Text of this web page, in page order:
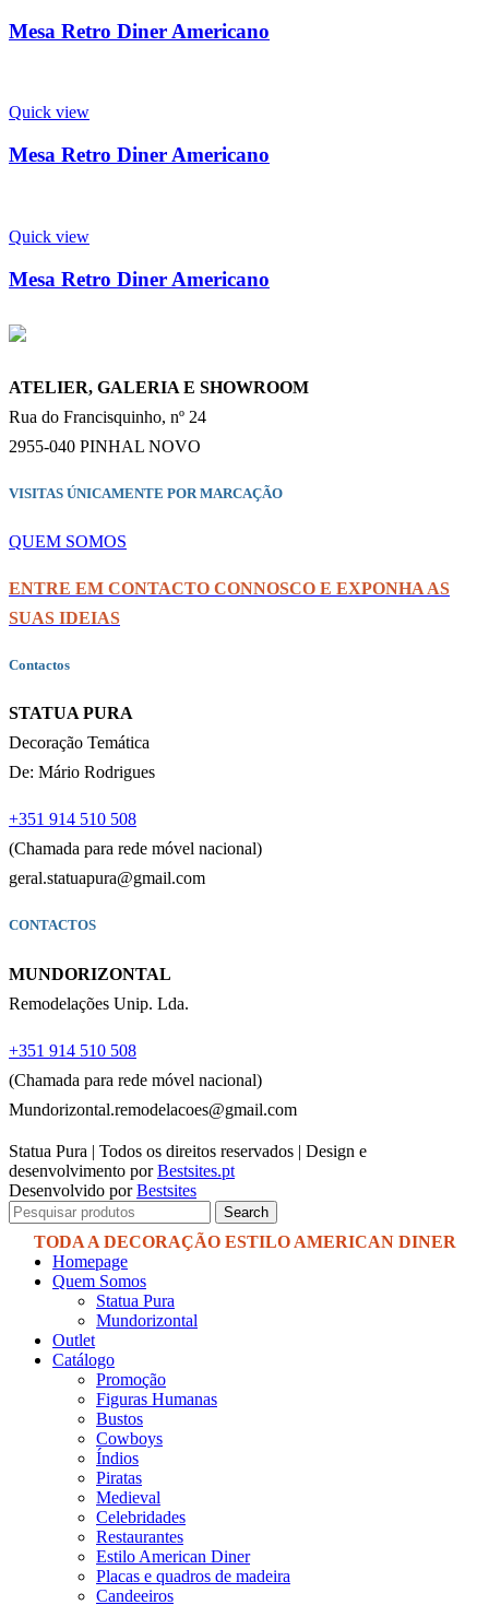
Mesa Retro Diner Americano
Quick view
Mesa Retro Diner Americano
Quick view
Mesa Retro Diner Americano
ATELIER, GALERIA E SHOWROOM
Rua do Francisquinho, nº 24
2955-040 PINHAL NOVO
VISITAS ÚNICAMENTE POR MARCAÇÃO
QUEM SOMOS
ENTRE EM CONTACTO CONNOSCO E EXPONHA AS
SUAS IDEIAS
Contactos
STATUA PURA
Decoração Temática
De: Mário Rodrigues
+351 914 510 508
(Chamada para rede móvel nacional)
geral.statuapura@gmail.com
CONTACTOS
MUNDORIZONTAL
Remodelações Unip. Lda.
+351 914 510 508
(Chamada para rede móvel nacional)
Mundorizontal.remodelacoes@gmail.com
Statua Pura | Todos os direitos reservados | Design e
desenvolvimento porBestsites.pt
Desenvolvido porBestsites
Search
Homepage
Quem Somos
Statua Pura
Mundorizontal
Outlet
Catálogo
Promoção
Figuras Humanas
Bustos
Cowboys
Índios
Piratas
Medieval
Celebridades
Restaurantes
Estilo American Diner
Placas e quadros de madeira
Candeeiros